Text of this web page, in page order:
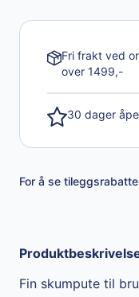
Fri frakt ved
over 1499,-
30 dager
For å se
Fin skumpute til